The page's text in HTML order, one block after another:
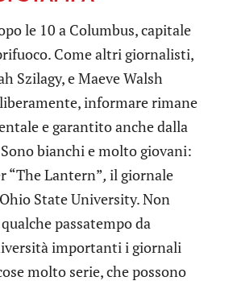
le 10 a Columbus, capitale
Come altri giornalisti,
Szilagy, e Maeve Walsh
informare rimane
e garantito anche dalla
bianchi e molto giovani:
“The Lantern”, il giornale
State University. Non
passatempo da
importanti i giornali
molto serie, che possono